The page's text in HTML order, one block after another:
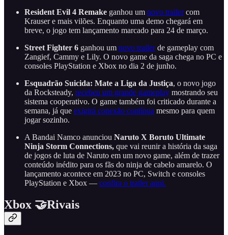
Resident Evil 4 Remake ganhou um novo trailercom
Krauser e mais vilões. Enquanto uma demo chegará em
breve, o jogo tem lançamento marcado para 24 de março.
Street Fighter 6 ganhou um novo trailerde gameplay com
Zangief, Cammy e Lily. O novo game da saga chega no PC e
consoles PlayStation e Xbox no dia 2 de junho.
Esquadrão Suicida: Mate a Liga da Justiça, o novo jogo
da Rocksteady, recebeu um grande gameplay mostrando seu
sistema cooperativo. O game também foi criticado durante a
semana, já que exigirá conexão contínua mesmo para quem
jogar sozinho.
A Bandai Namco anunciou Naruto X Boruto Ultimate
Ninja Storm Connections, que vai reunir a história da saga
de jogos de luta de Naruto em um novo game, além de trazer
conteúdo inédito para os fãs do ninja de cabelo amarelo. O
lançamento acontece em 2023 no PC, Switch e consoles
PlayStation e Xbox — confira o trailer aqui.
Xbox 🤝Rivais